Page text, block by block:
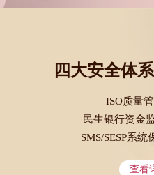
四大安全体
ISO质量
民生银行资金
SMS/SESP系
查看